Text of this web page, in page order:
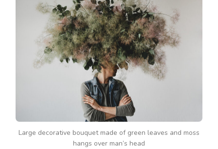
Large decorative bouquet made of green leaves and moss
hangs over man’s head